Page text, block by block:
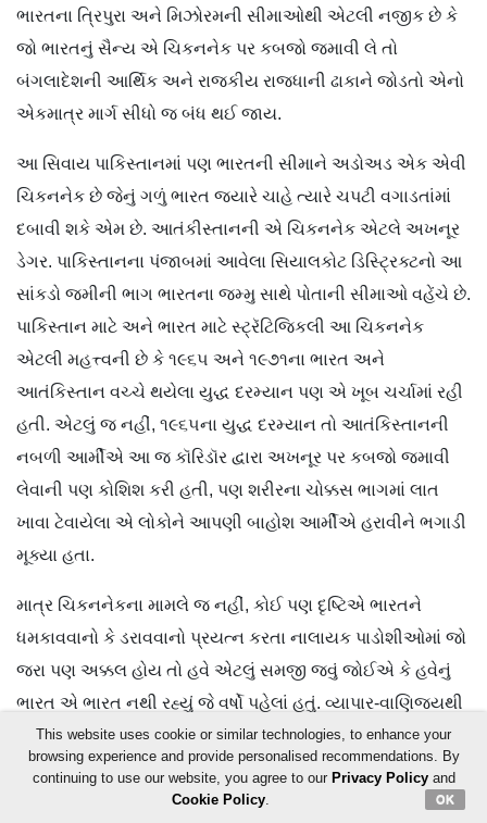
ભારતના ત્રિપુરા અને મિઝોરમની સીમાઓથી એટલી નજીક છે કે
જો ભારતનું સૈન્ય એ ચિકનનેક પર કબજો જમાવી લે તો
બંગલાદેશની આર્થિક અને રાજકીય રાજધાની ઢાકાને જોડતો એનો
એકમાત્ર માર્ગ સીધો જ બંધ થઈ જાય.
આ સિવાય પાકિસ્તાનમાં પણ ભારતની સીમાને અડોઅડ એક એવી
ચિકનનેક છે જેનું ગળું ભારત જ્યારે ચાહે ત્યારે ચપટી વગાડતાંમાં
દબાવી શકે એમ છે. આતંકીસ્તાનની એ ચિકનનેક એટલે અખનૂર
ડેગર. પાકિસ્તાનના પંજાબમાં આવેલા સિયાલકોટ ડિસ્ટ્રિક્ટનો આ
સાંકડો જમીની ભાગ ભારતના જમ્મુ સાથે પોતાની સીમાઓ વહેંચે છે.
પાકિસ્તાન માટે અને ભારત માટે સ્ટ્રૅટિજિકલી આ ચિકનનેક
એટલી મહત્ત્વની છે કે ૧૯૬૫ અને ૧૯૭૧ના ભારત અને
આતંકિસ્તાન વચ્ચે થયેલા યુદ્ધ દરમ્યાન પણ એ ખૂબ ચર્ચામાં રહી
હતી. એટલું જ નહીં, ૧૯૬૫ના યુદ્ધ દરમ્યાન તો આતંકિસ્તાનની
નબળી આર્મીએ આ જ કૉરિડૉર દ્વારા અખનૂર પર કબજો જમાવી
લેવાની પણ કોશિશ કરી હતી, પણ શરીરના ચોક્કસ ભાગમાં લાત
ખાવા ટેવાયેલા એ લોકોને આપણી બાહોશ આર્મીએ હરાવીને ભગાડી
મૂક્યા હતા.
માત્ર ચિકનનેકના મામલે જ નહીં, કોઈ પણ દૃષ્ટિએ ભારતને
ધમકાવવાનો કે ડરાવવાનો પ્રયત્ન કરતા નાલાયક પાડોશીઓમાં જો
જરા પણ અક્કલ હોય તો હવે એટલું સમજી જવું જોઈએ કે હવેનું
ભારત એ ભારત નથી રહ્યું જે વર્ષો પહેલાં હતું. વ્યાપાર-વાણિજ્યથી
લઈને સૈન્યબળ અને ડિફેન્સ ઇક્વિપમેન્ટ્સથી લઈને
ઇન્ફ્રાસ્ટ્રક્ચર સુધીના તમામ મામલે આ દેશ હવે એવો મહાકાય
બની ચૂક્યો છે કે મગતરાંઓને ધૂળ ચટાડતાં હવે એને ચપટીભર
This website uses cookie or similar technologies, to enhance your
browsing experience and provide personalised recommendations. By
continuing to use our website, you agree to our Privacy Policyand
Cookie Policy. OK